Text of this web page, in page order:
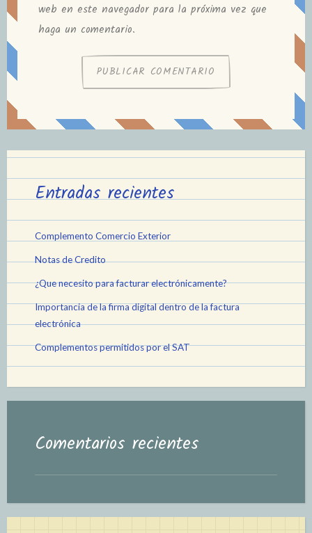
web en este navegador para la próxima vez que
haga un comentario.
Entradas recientes
Complemento Comercio Exterior
Notas de Credito
¿Que necesito para facturar electrónicamente?
Importancia de la firma digital dentro de la factura
electrónica
Complementos permitidos por el SAT
Comentarios recientes